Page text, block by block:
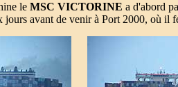
le MSC VICTORINE a d'abord
jours avant de venir à Port 2000, où il